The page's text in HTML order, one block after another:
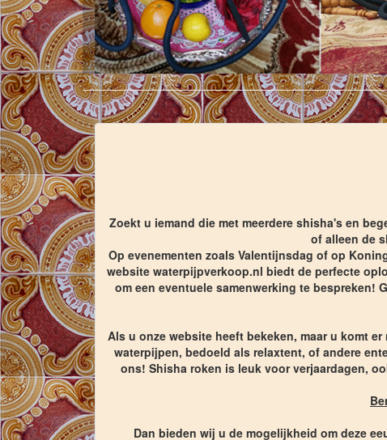
Zoekt u iemand die met meerdere shisha's en
of alleen de
Op evenementen zoals Valentijnsdag of op
website waterpijpverkoop.nl biedt de perfecte
om een eventuele samenwerking te
Als u onze website heeft bekeken, maar u komt
waterpijpen, bedoeld als relaxtent, of andere
ons! Shisha roken is leuk voor verjaardagen,
Dan bieden wij u de mogelijkheid om deze